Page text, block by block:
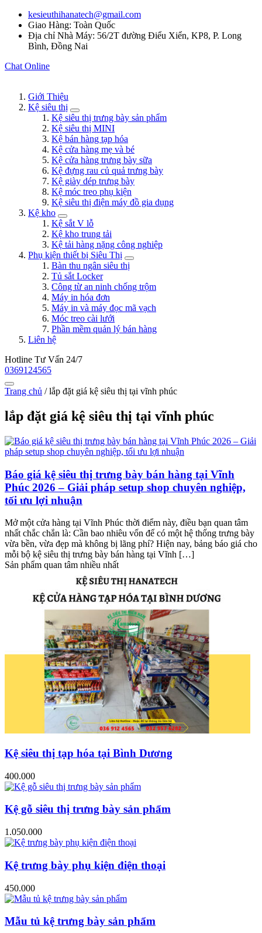
kesieuthihanatech@gmail.com
Giao Hàng: Toàn Quốc
Địa chỉ Nhà Máy: 56/2T đường Điểu Xiển, KP8, P. Long
Bình, Đồng Nai
Chat Online
Giới Thiệu
Kệ siêu thị
Kệ siêu thị trưng bày sản phẩm
Kệ siêu thị MINI
Kệ bán hàng tạp hóa
Kệ cửa hàng mẹ và bé
Kệ cửa hàng trưng bày sữa
Kệ đựng rau củ quả trưng bày
Kệ giày dép trưng bày
Kệ móc treo phụ kiện
Kệ siêu thị điện máy đồ gia dụng
Kệ kho
Kệ sắt V lỗ
Kệ kho trung tải
Kệ tải hàng nặng công nghiệp
Phụ kiện thiết bị Siêu Thị
Bàn thu ngân siêu thị
Tủ sắt Locker
Công từ an ninh chống trộm
Máy in hóa đơn
Máy in và máy đọc mã vạch
Móc treo cài lưới
Phần mềm quản lý bán hàng
Liên hệ
Hotline Tư Vấn 24/7
0369124565
Trang chủ /lắp đặt giá kệ siêu thị tại vĩnh phúc
lắp đặt giá kệ siêu thị tại vĩnh phúc
Báo giá kệ siêu thị trưng bày bán hàng tại Vĩnh
Phúc 2026 – Giải pháp setup shop chuyên nghiệp,
tối ưu lợi nhuận
Mở một cửa hàng tại Vĩnh Phúc thời điểm này, điều bạn quan tâm
nhất chắc chắn là: Cần bao nhiêu vốn để có một hệ thống trưng bày
vừa bền, vừa đẹp mà không bị lãng phí? Hiện nay, bảng báo giá cho
mỗi bộ kệ siêu thị trưng bày bán hàng tại Vĩnh […]
Sản phẩm quan tâm nhiều nhất
Kệ siêu thị tạp hóa tại Bình Dương
400.000
Kệ gỗ siêu thị trưng bày sản phẩm
1.050.000
Kệ trưng bày phụ kiện điện thoại
450.000
Mẫu tủ kệ trưng bày sản phẩm